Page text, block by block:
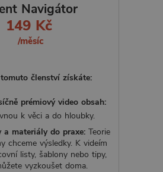
Navigátor
149 Kč
/měsíc
členství získáte:
prémiový video obsah:
k věci a do hloubky.
a materiály do praxe: Teorie
chceme výsledky. K videím
listy, šablony nebo tipy,
vyzkoušet doma.